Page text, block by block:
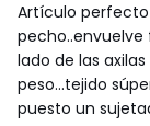
Artículo
pecho..envuelve
lado de las
peso...tejido
puesto un